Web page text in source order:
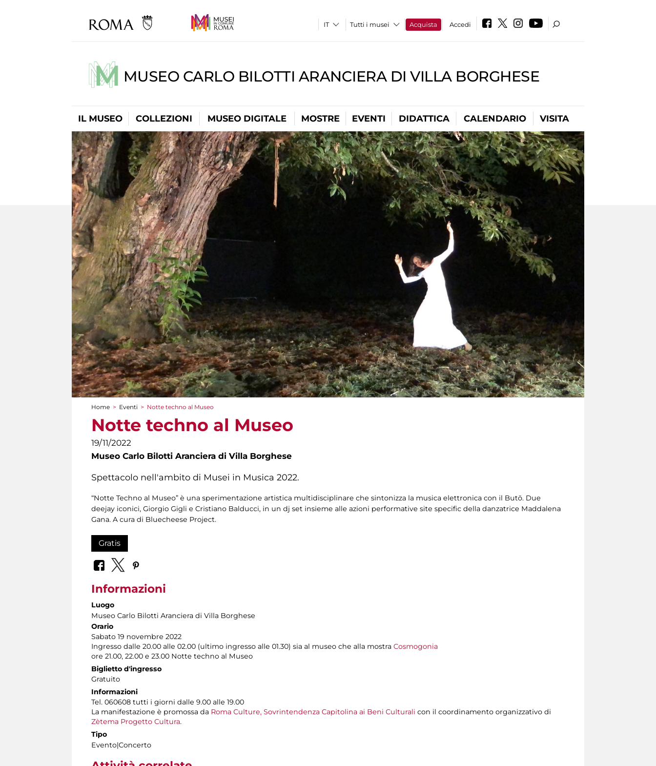
Tutti i musei Acquista Accedi
MUSEO CARLO BILOTTI ARANCIERA DI VILLA BORGHESE
IL MUSEO COLLEZIONI MUSEO DIGITALE MOSTRE EVENTI DIDATTICA CALENDARIO VISITA
Tu sei qui
Home > Eventi > Notte techno al Museo
Notte techno al Museo
19/11/2022
Museo Carlo Bilotti Aranciera di Villa Borghese
Spettacolo nell'ambito di Musei in Musica 2022.
“Notte Techno al Museo” è una sperimentazione artistica multidisciplinare che sintonizza la musica elettronica con il Butō. Due
deejay iconici, Giorgio Gigli e Cristiano Balducci, in un dj set insieme alle azioni performative site specific della danzatrice Maddalena
Gana. A cura di Bluecheese Project.
Gratis
Informazioni
Luogo
Museo Carlo Bilotti Aranciera di Villa Borghese
Orario
Sabato 19 novembre 2022
Ingresso dalle 20.00 alle 02.00 (ultimo ingresso alle 01.30) sia al museo che alla mostra Cosmogonia
ore 21.00, 22.00 e 23.00 Notte techno al Museo
Biglietto d'ingresso
Gratuito
Informazioni
Tel. 060608 tutti i giorni dalle 9.00 alle 19.00
La manifestazione è promossa da Roma Culture, Sovrintendenza Capitolina ai Beni Culturali con il coordinamento organizzativo di
Zètema Progetto Cultura.
Tipo
Evento|Concerto